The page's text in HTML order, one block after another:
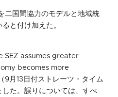
二国間協力のモデルと地域統
と付け加えた。
SEZ assumes greater
becomes more
月13日付ストレーツ・タイム
た。誤りについては、すべ